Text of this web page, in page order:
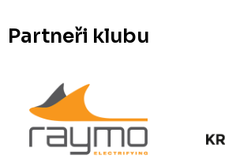
Partneři klubu